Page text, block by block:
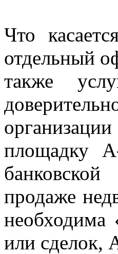
Что
отдельный
также
площадку
продаже
необходима
или сделок,